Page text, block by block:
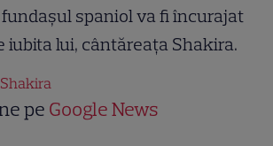
fundaşul spaniol va fi încurajat
iubita lui, cântăreaţa Shakira.
Shakira
pe Google News